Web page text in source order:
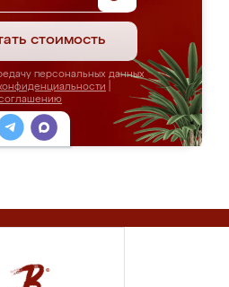
стоимость
персональных данных